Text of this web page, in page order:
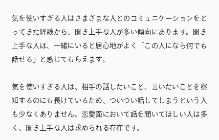
気を使いすぎる人はさまざまな人とのコミュニケーションをと
ってきた経験から、聞き上手な人が多い傾向にあります。聞き
上手な人は、一緒にいると居心地がよく「この人になら何でも
話せる」と感じてもらえます。
気を使いすぎる人は、相手の話したいこと、言いたいことを察
知するのにも長けているため、ついつい話してしまうという人
も少なくありません。恋愛面において話を聞いてほしい人は多
く、聞き上手な人は求められる存在です。